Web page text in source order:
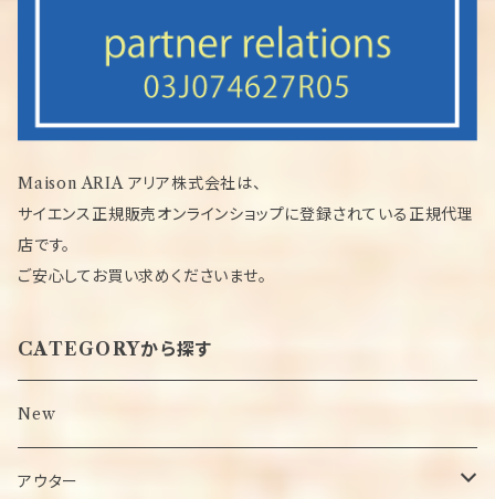
Maison ARIA アリア株式会社は、
サイエンス正規販売オンラインショップに登録されている正規代理
店です。
ご安心してお買い求めくださいませ。
CATEGORYから探す
New
アウター